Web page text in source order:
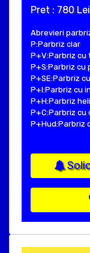
Pret : 780 Lei
Abrevieri
P:Parbriz clar
P+V:Parbriz cu
P+S:Parbriz cu
P+SE:Parbriz
P+I:Parbriz cu
P+H:Parbriz
P+C:Parbriz cu
P+Hud:Parbriz